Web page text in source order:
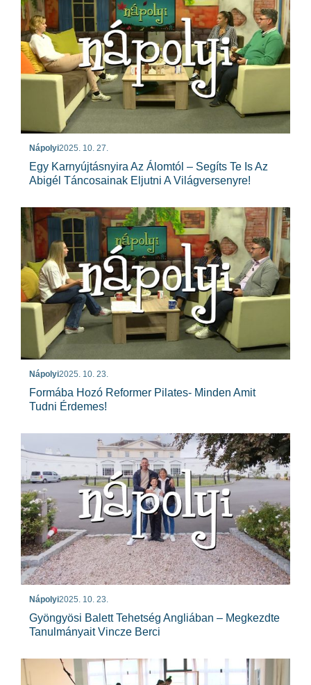
Nápolyi2025. 10. 27.
Egy Karnyújtásnyira Az Álomtól – Segíts Te Is Az
Abigél Táncosainak Eljutni A Világversenyre!
Nápolyi2025. 10. 23.
Formába Hozó Reformer Pilates- Minden Amit
Tudni Érdemes!
Nápolyi2025. 10. 23.
Gyöngyösi Balett Tehetség Angliában – Megkezdte
Tanulmányait Vincze Berci